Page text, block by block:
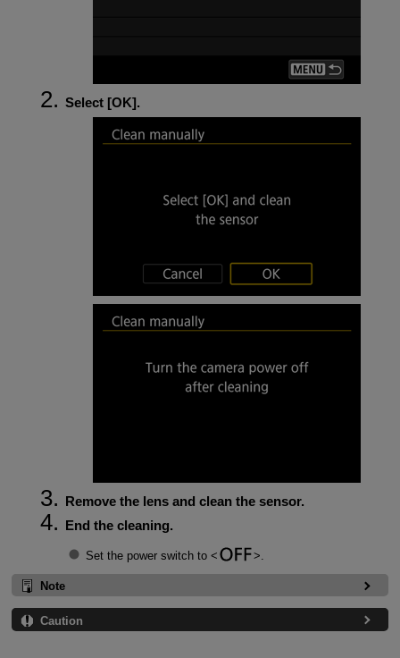
Select [OK].
Remove the lens and clean the sensor.
End the cleaning.
Set the power switch to
Note
Caution